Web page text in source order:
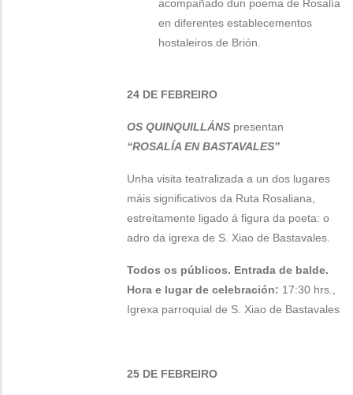
acompañado dun poema de Rosalía
en diferentes establecementos
hostaleiros de Brión.
24 DE FEBREIRO
OS QUINQUILLÁNS presentan
“ROSALÍA EN BASTAVALES”
Unha visita teatralizada a un dos lugares
máis significativos da Ruta Rosaliana,
estreitamente ligado á figura da poeta: o
adro da igrexa de S. Xiao de Bastavales.
Todos os públicos. Entrada de balde.
Hora e lugar de celebración: 17:30 hrs.,
Igrexa parroquial de S. Xiao de Bastavales
25 DE FEBREIRO